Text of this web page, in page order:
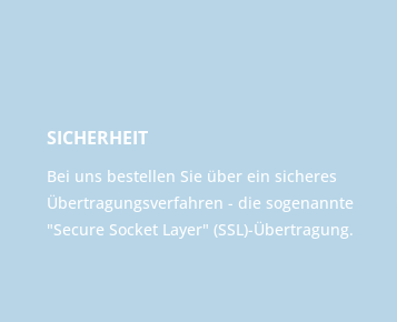
SICHERHEIT
Bei uns bestellen Sie über ein sicheres
Übertragungsverfahren - die sogenannte
"Secure Socket Layer" (SSL)-Übertragung.